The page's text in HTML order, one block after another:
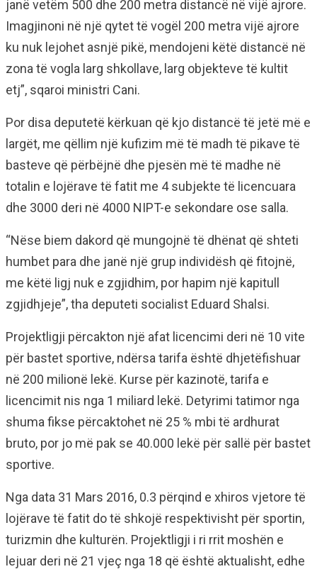
janë vetëm 500 dhe 200 metra distancë në vijë ajrore.
Imagjinoni në një qytet të vogël 200 metra vijë ajrore
ku nuk lejohet asnjë pikë, mendojeni këtë distancë në
zona të vogla larg shkollave, larg objekteve të kultit
etj”, sqaroi ministri Cani.
Por disa deputetë kërkuan që kjo distancë të jetë më e
largët, me qëllim një kufizim më të madh të pikave të
basteve që përbëjnë dhe pjesën më të madhe në
totalin e lojërave të fatit me 4 subjekte të licencuara
dhe 3000 deri në 4000 NIPT-e sekondare ose salla.
“Nëse biem dakord që mungojnë të dhënat që shteti
humbet para dhe janë një grup individësh që fitojnë,
me këtë ligj nuk e zgjidhim, por hapim një kapitull
zgjidhjeje”, tha deputeti socialist Eduard Shalsi.
Projektligji përcakton një afat licencimi deri në 10 vite
për bastet sportive, ndërsa tarifa është dhjetëfishuar
në 200 milionë lekë. Kurse për kazinotë, tarifa e
licencimit nis nga 1 miliard lekë. Detyrimi tatimor nga
shuma fikse përcaktohet në 25 % mbi të ardhurat
bruto, por jo më pak se 40.000 lekë për sallë për bastet
sportive.
Nga data 31 Mars 2016, 0.3 përqind e xhiros vjetore të
lojërave të fatit do të shkojë respektivisht për sportin,
turizmin dhe kulturën. Projektligji i ri rrit moshën e
lejuar deri në 21 vjeç nga 18 që është aktualisht, edhe